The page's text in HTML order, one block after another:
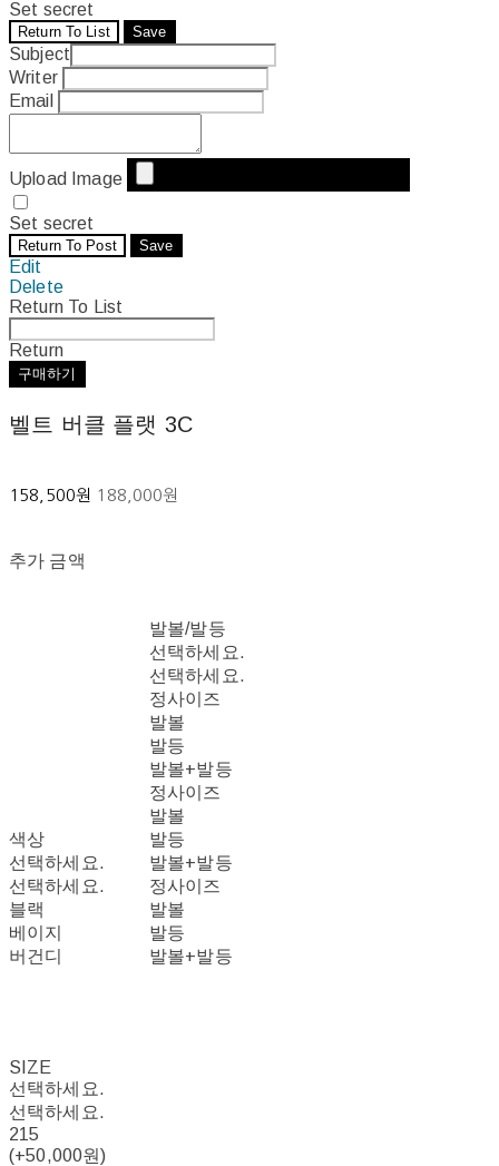
Set secret
Return To List Save
Subject
Writer
Email
Upload Image
Set secret
Return To Post Save
Edit
Delete
Return To List
Return
구매하기
벨트 버클 플랫 3C
158,500원 188,000원
추가 금액
색상
선택하세요.
선택하세요.
블랙
베이지
버건디
발볼/발등
선택하세요.
선택하세요.
정사이즈
발볼
발등
발볼+발등
정사이즈
발볼
발등
발볼+발등
정사이즈
발볼
발등
발볼+발등
SIZE
선택하세요.
선택하세요.
215
(+50,000원)